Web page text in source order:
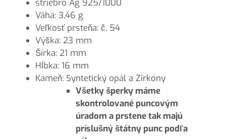
striebro Ag 925/1000
Váha: 3,46 g
Veľkosť prsteňa: č. 54
Výška: 23 mm
Šírka: 21 mm
Hĺbka: 16 mm
Kameň: Syntetický opál a Zirkóny
Všetky šperky máme
skontrolované puncovým
úradom a prstene tak majú
príslušný štátny punc podľa